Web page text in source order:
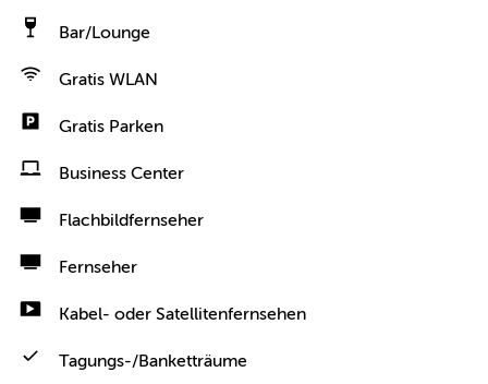
Bar/Lounge
Gratis WLAN
Gratis Parken
Business Center
Flachbildfernseher
Fernseher
Kabel- oder Satellitenfernsehen
Tagungs-/Banketträume